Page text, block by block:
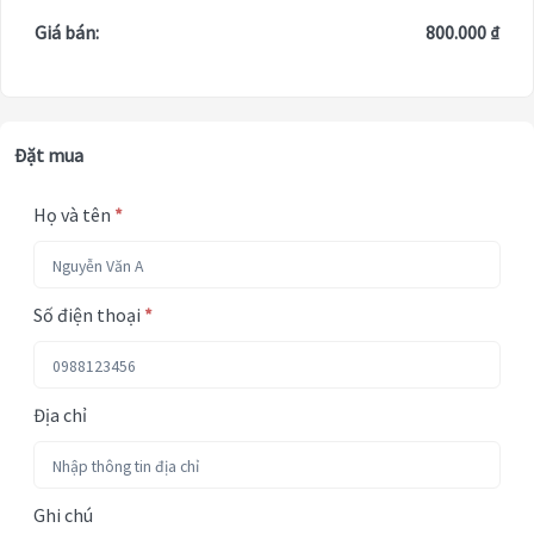
Giá bán: 800.000 ₫
Đặt mua
Họ và tên *
Số điện thoại *
Địa chỉ
Ghi chú